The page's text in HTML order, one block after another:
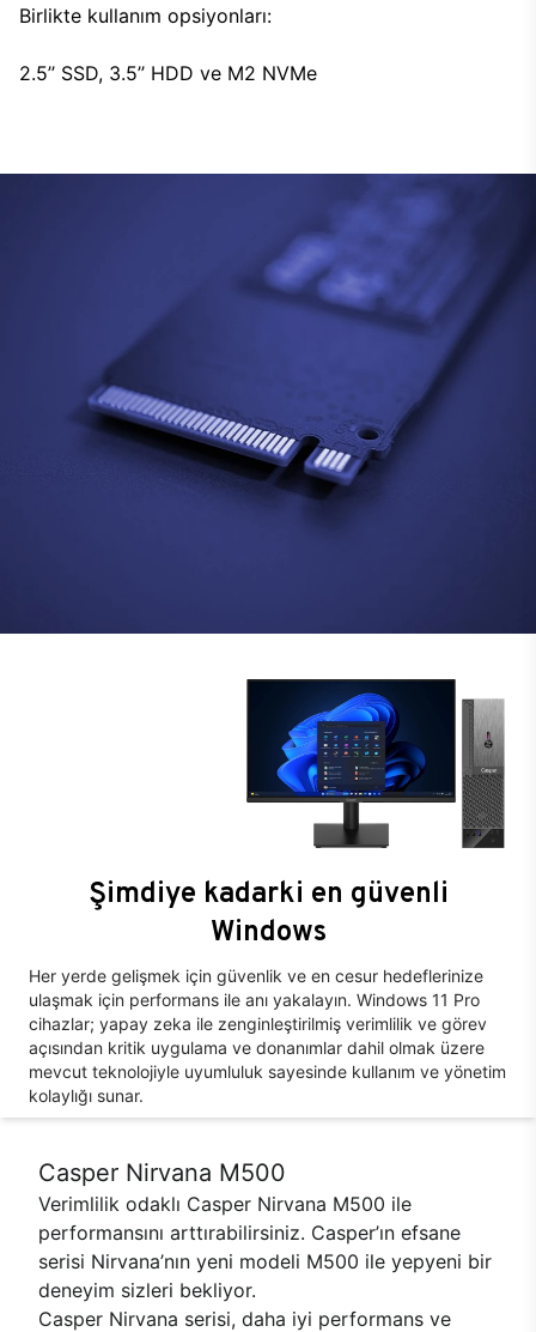
Birlikte kullanım opsiyonları:
2.5’’ SSD, 3.5’’ HDD ve M2 NVMe
Şimdiye kadarki en güvenli
Windows
Her yerde gelişmek için güvenlik ve en cesur hedeflerinize
ulaşmak için performans ile anı yakalayın. Windows 11 Pro
cihazlar; yapay zeka ile zenginleştirilmiş verimlilik ve görev
açısından kritik uygulama ve donanımlar dahil olmak üzere
mevcut teknolojiyle uyumluluk sayesinde kullanım ve yönetim
kolaylığı sunar.
Casper Nirvana M500
Verimlilik odaklı Casper Nirvana M500 ile
performansını arttırabilirsiniz. Casper’ın efsane
serisi Nirvana’nın yeni modeli M500 ile yepyeni bir
deneyim sizleri bekliyor.
Casper Nirvana serisi, daha iyi performans ve